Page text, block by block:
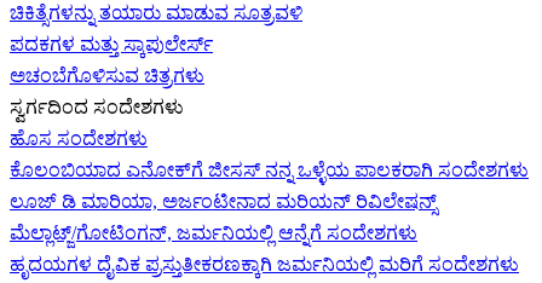
ಚಿಕಿತ್ಸೆಗಳನ್ನು ತಯಾರು ಮಾಡುವ ಸೂತ್ರವಳಿ
ಪದಕಗಳ ಮತ್ತು ಸ್ಕಾಪುಲೇರ್ಸ್
ಅಚಂಬೆಗೊಳಿಸುವ ಚಿತ್ರಗಳು
ಸ್ವರ್ಗದಿಂದ ಸಂದೇಶಗಳು
ಹೊಸ ಸಂದೇಶಗಳು
ಕೊಲಂಬಿಯಾದ ಎನೋಕ್‍ಗೆ ಜೀಸಸ್ ನನ್ನ ಒಳ್ಳೆಯ ಪಾಲಕರಾಗಿ ಸಂದೇಶಗಳು
ಲೂಜ್ ಡಿ ಮಾರಿಯಾ, ಅರ್ಜಂಟೀನಾದ ಮರಿಯನ್ ರಿವಿಲೇಷನ್ಸ್
ಮೆಲ್ಲಾಟ್ಜ್/ಗೋಟಿಂಗನ್, ಜರ್ಮನಿಯಲ್ಲಿ ಆನ್ನೆಗೆ ಸಂದೇಶಗಳು
ಹೃದಯಗಳ ದೈವಿಕ ಪ್ರಸ್ತುತೀಕರಣಕ್ಕಾಗಿ ಜರ್ಮನಿಯಲ್ಲಿ ಮರಿಗೆ ಸಂದೇಶಗಳು